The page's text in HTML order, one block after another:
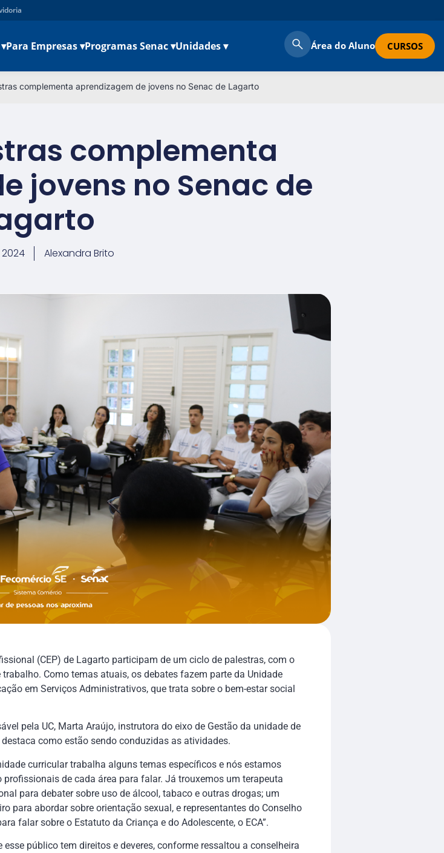
Para Empresas ▾Programas Senac ▾Unidades ▾ Área do Aluno CURSOS
complementa aprendizagem de jovens no Senac de Lagarto
complementa
jovens no Senac de
Alexandra Brito
(CEP) de Lagarto participam de um ciclo de palestras, com o
Como temas atuais, os debates fazem parte da Unidade
em Serviços Administrativos, que trata sobre o bem-estar social
pela UC, Marta Araújo, instrutora do eixo de Gestão da unidade de
destaca como estão sendo conduzidas as atividades.
curricular trabalha alguns temas específicos e nós estamos
profissionais de cada área para falar. Já trouxemos um terapeuta
para debater sobre uso de álcool, tabaco e outras drogas; um
para abordar sobre orientação sexual, e representantes do Conselho
falar sobre o Estatuto da Criança e do Adolescente, o ECA”.
público tem direitos e deveres, conforme ressaltou a conselheira